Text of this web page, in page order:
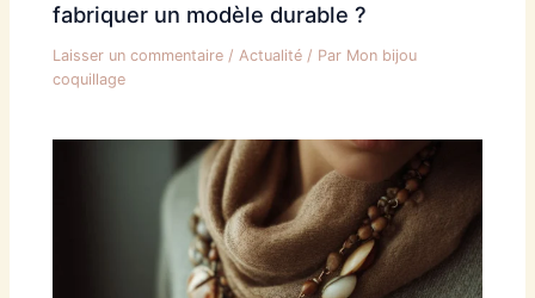
fabriquer un modèle durable ?
Laisser un commentaire /Actualité / Par Mon bijou
coquillage